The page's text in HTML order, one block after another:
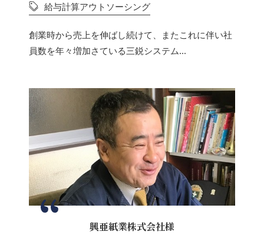
給与計算アウトソーシング
創業時から売上を伸ばし続けて、またこれに伴い社
員数を年々増加さている三鋭システム...
興亜紙業株式会社様